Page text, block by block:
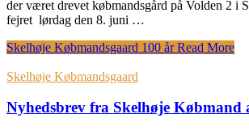
der været drevet købmandsgård på Volden 2 i
fejret lørdag den 8. juni …
Skelhøje Købmandsgaard 100 årRead More
Skelhøje Købmandsgaard
Nyhedsbrev fra Skelhøje Købmand